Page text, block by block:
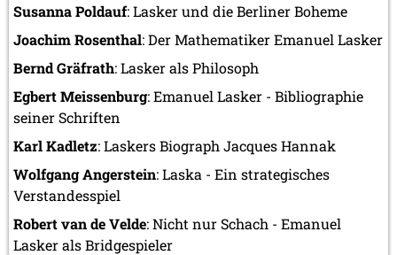
Susanna Poldauf: Lasker und die Berliner Boheme
Joachim Rosenthal: Der Mathematiker Emanuel Lasker
Bernd Gräfrath: Lasker als Philosoph
Egbert Meissenburg: Emanuel Lasker - Bibliographie
seiner Schriften
Karl Kadletz: Laskers Biograph Jacques Hannak
Wolfgang Angerstein: Laska - Ein strategisches
Verstandesspiel
Robert van de Velde: Nicht nur Schach - Emanuel
Lasker als Bridgespieler